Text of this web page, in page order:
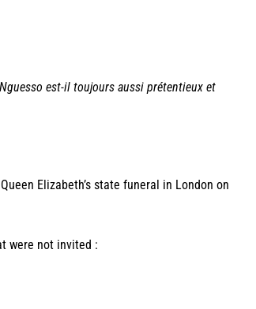
est-il toujours aussi prétentieux et
Elizabeth’s state funeral in London on
were not invited :